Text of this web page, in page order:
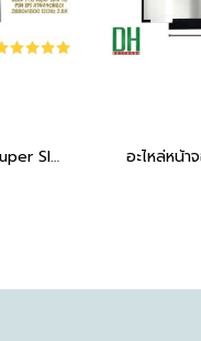
อะไหล่ หน้าจอ OLED 14.0 Super Slim 40 PIN IPS ATNA40HQ01 2880x1800 120Hz 2.8K